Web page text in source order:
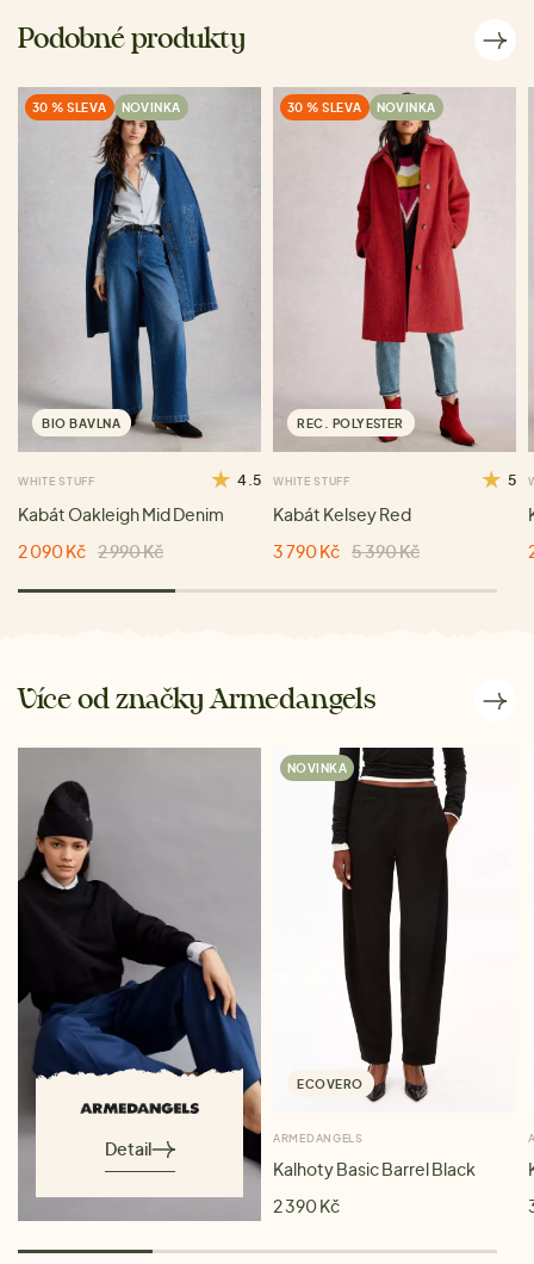
Podobné produkty
30 % SLEVA NOVINKA
BIO BAVLNA
WHITE STUFF 4.5
Kabát Oakleigh Mid Denim
2 090 Kč 2 990 Kč
30 % SLEVA NOVINKA
REC. POLYESTER
WHITE STUFF 5
Kabát Kelsey Red
3 790 Kč 5 390 Kč
Více od značky Armedangels
Detail
NOVINKA
ECOVERO
ARMEDANGELS
Kalhoty Basic Barrel Black
2 390 Kč